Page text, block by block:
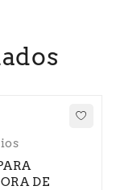
DE